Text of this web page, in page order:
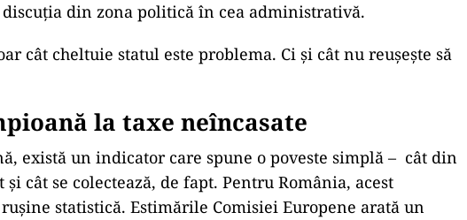
din zona politică în cea administrativă.
cât cheltuie statul este problema. Ci și cât nu reușește să
la taxe neîncasate
există un indicator care spune o poveste simplă – cât din
cât se colectează, de fapt. Pentru România, acest
statistică. Estimările Comisiei Europene arată un